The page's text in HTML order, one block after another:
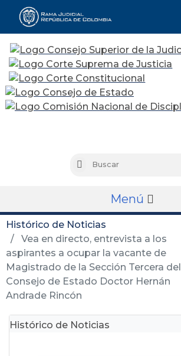
Buscar
Menú
Histórico de Noticias
Vea en directo, entrevista a los
aspirantes a ocupar la vacante de
Magistrado de la Sección Tercera del
Consejo de Estado Doctor Hernán
Andrade Rincón
Histórico de Noticias